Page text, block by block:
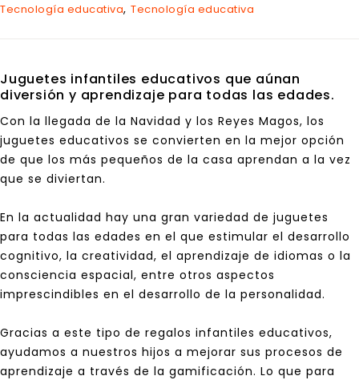
Tecnología educativa, Tecnología educativa
Juguetes infantiles educativos que aúnan
diversión y aprendizaje para todas las edades.
Con la llegada de la Navidad y los Reyes Magos, los
juguetes educativos se convierten en la mejor opción
de que los más pequeños de la casa aprendan a la vez
que se diviertan.
En la actualidad hay una gran variedad de juguetes
para todas las edades en el que estimular el desarrollo
cognitivo, la creatividad, el aprendizaje de idiomas o la
consciencia espacial, entre otros aspectos
imprescindibles en el desarrollo de la personalidad.
Gracias a este tipo de regalos infantiles educativos,
ayudamos a nuestros hijos a mejorar sus procesos de
aprendizaje a través de la gamificación. Lo que para